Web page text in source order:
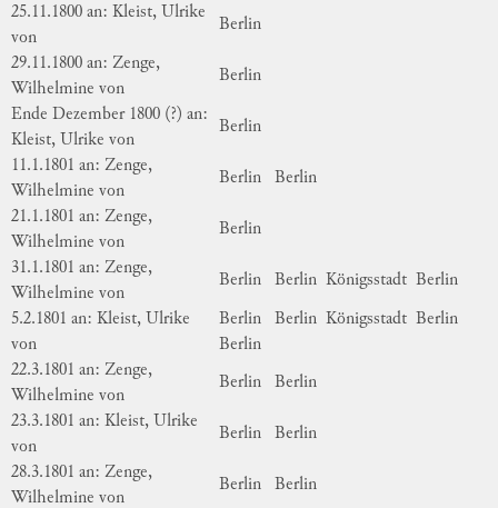
25.11.1800 an: Kleist, Ulrike
von
Berlin
29.11.1800 an: Zenge,
Wilhelmine von
Berlin
Ende Dezember 1800 (?) an:
Kleist, Ulrike von
Berlin
11.1.1801 an: Zenge,
Wilhelmine von
Berlin Berlin
21.1.1801 an: Zenge,
Wilhelmine von
Berlin
31.1.1801 an: Zenge,
Wilhelmine von
Berlin Berlin Königsstadt Berlin
5.2.1801 an: Kleist, Ulrike
von
Berlin Berlin Königsstadt Berlin
Berlin
22.3.1801 an: Zenge,
Wilhelmine von
Berlin Berlin
23.3.1801 an: Kleist, Ulrike
von
Berlin Berlin
28.3.1801 an: Zenge,
Wilhelmine von
Berlin Berlin